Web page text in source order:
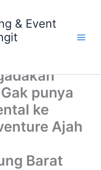
& Event
punya
ke
Ajah
Barat